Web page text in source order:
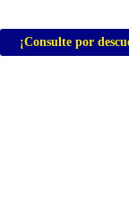
¡Consulte por